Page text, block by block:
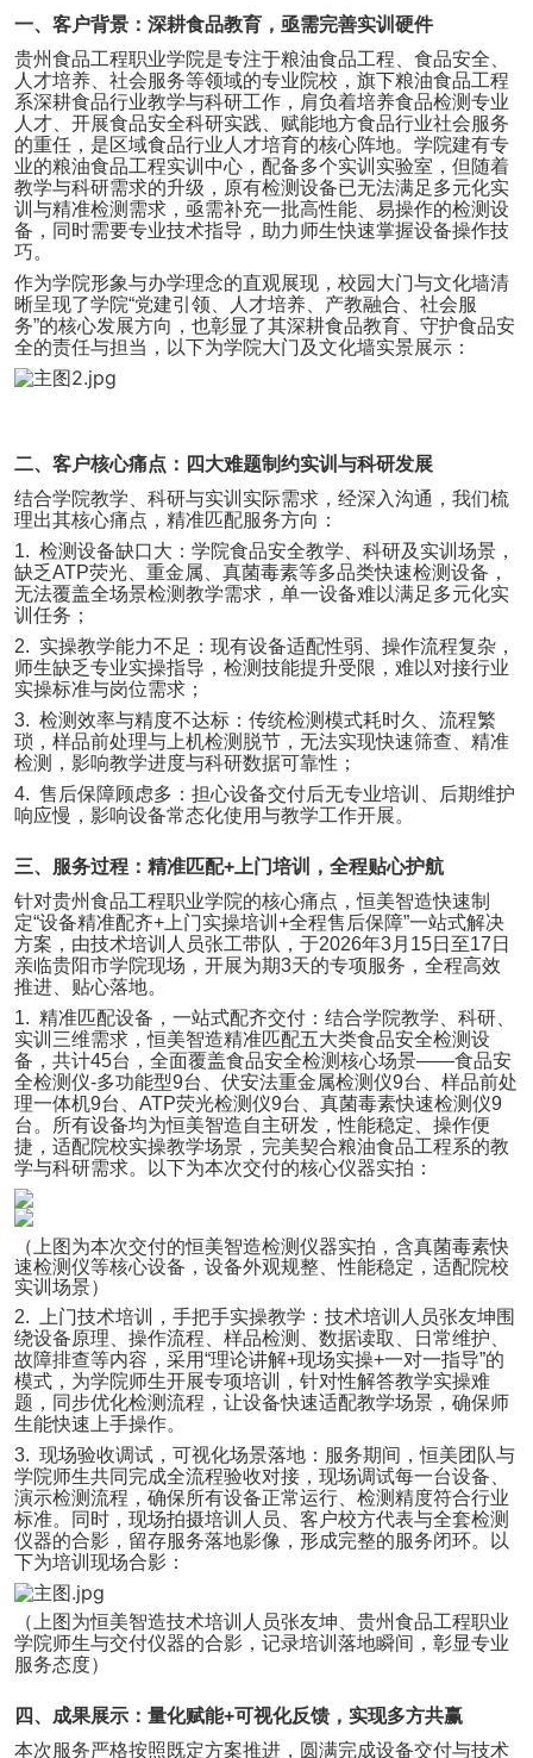
一、客户背景：深耕食品教育，亟需完善实训硬件
贵州食品工程职业学院是专注于粮油食品工程、食品安全、
人才培养、社会服务等领域的专业院校，旗下粮油食品工程
系深耕食品行业教学与科研工作，肩负着培养食品检测专业
人才、开展食品安全科研实践、赋能地方食品行业社会服务
的重任，是区域食品行业人才培育的核心阵地。学院建有专
业的粮油食品工程实训中心，配备多个实训实验室，但随着
教学与科研需求的升级，原有检测设备已无法满足多元化实
训与精准检测需求，亟需补充一批高性能、易操作的检测设
备，同时需要专业技术指导，助力师生快速掌握设备操作技
巧。
作为学院形象与办学理念的直观展现，校园大门与文化墙清
晰呈现了学院“党建引领、人才培养、产教融合、社会服
务”的核心发展方向，也彰显了其深耕食品教育、守护食品安
全的责任与担当，以下为学院大门及文化墙实景展示：
二、客户核心痛点：四大难题制约实训与科研发展
结合学院教学、科研与实训实际需求，经深入沟通，我们梳
理出其核心痛点，精准匹配服务方向：
1. 检测设备缺口大：学院食品安全教学、科研及实训场景，
缺乏ATP荧光、重金属、真菌毒素等多品类快速检测设备，
无法覆盖全场景检测教学需求，单一设备难以满足多元化实
训任务；
2. 实操教学能力不足：现有设备适配性弱、操作流程复杂，
师生缺乏专业实操指导，检测技能提升受限，难以对接行业
实操标准与岗位需求；
3. 检测效率与精度不达标：传统检测模式耗时久、流程繁
琐，样品前处理与上机检测脱节，无法实现快速筛查、精准
检测，影响教学进度与科研数据可靠性；
4. 售后保障顾虑多：担心设备交付后无专业培训、后期维护
响应慢，影响设备常态化使用与教学工作开展。
三、服务过程：精准匹配+ 上门培训，全程贴心护航
针对贵州食品工程职业学院的核心痛点，恒美智造快速制
定“设备精准配齐+ 上门实操培训 +全程售后保障”一站式解决
方案，由技术培训人员张工带队，于2026年3月 15日至17 日
亲临贵阳市学院现场，开展为期3天的专项服务，全程高效
推进、贴心落地。
1. 精准匹配设备，一站式配齐交付：结合学院教学、科研、
实训三维需求，恒美智造精准匹配五大类食品安全检测设
备，共计45台，全面覆盖食品安全检测核心场景——食品安
全检测仪-多功能型9台、伏安法重金属检测仪9台、样品前处
理一体机9台、 ATP荧光检测仪9台、真菌毒素快速检测仪9
台。所有设备均为恒美智造自主研发，性能稳定、操作便
捷，适配院校实操教学场景，完美契合粮油食品工程系的教
学与科研需求。以下为本次交付的核心仪器实拍：
（上图为本次交付的恒美智造检测仪器实拍，含真菌毒素快
速检测仪等核心设备，设备外观规整、性能稳定，适配院校
实训场景）
2.
上门技术培训，手把手实操教学：技术培训人员张友坤围
绕设备原理、操作流程、样品检测、数据读取、日常维护、
故障排查等内容，采用“理论讲解+现场实操+一对一指导”的
模式，为学院师生开展专项培训，针对性解答教学实操难
题，同步优化检测流程，让设备快速适配教学场景，确保师
生能快速上手操作。
3. 现场验收调试，可视化场景落地：服务期间，恒美团队与
学院师生共同完成全流程验收对接，现场调试每一台设备、
演示检测流程，确保所有设备正常运行、检测精度符合行业
标准。同时，现场拍摄培训人员、客户校方代表与全套检测
仪器的合影，留存服务落地影像，形成完整的服务闭环。以
下为培训现场合影：
（上图为恒美智造技术培训人员张友坤、贵州食品工程职业
学院师生与交付仪器的合影，记录培训落地瞬间，彰显专业
服务态度）
四、 成果展示 ：量化赋能+可视化反馈，实现多方共赢
本次服务严格按照既定方案推进，圆满完成设备交付与技术